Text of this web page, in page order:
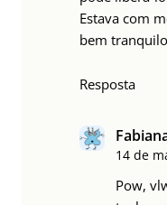
Estava com
bem
Resposta
14 de
Pow,